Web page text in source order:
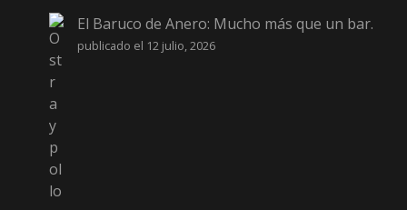
El Baruco de Anero: Mucho más que un bar.
publicado el 12 julio, 2026